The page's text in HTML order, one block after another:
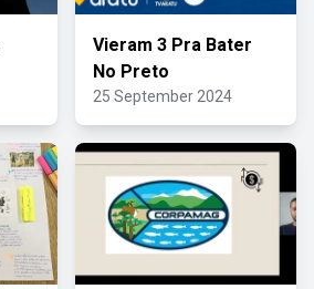
Vieram 3 Pra Bater
No Preto
25 September 2024